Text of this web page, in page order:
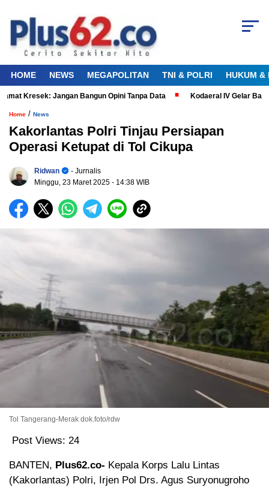
HOME NEWS MEGAPOLITAN TNI & POLRI HUKUM &
Kresek: Jangan Bangun Opini Tanpa Data Kodaeral IV Gelar Bakti
Home / News
Kakorlantas Polri Tinjau Persiapan
Operasi Ketupat di Tol Cikupa
Ridwan
- Jurnalis
Minggu, 23 Maret 2025 - 14:38 WIB
Tol Tangerang-Merak dok.foto/rdw
Post Views: 24
BANTEN, Plus62.co- Kepala Korps Lalu Lintas
(Kakorlantas) Polri, Irjen Pol Drs. Agus Suryonugroho